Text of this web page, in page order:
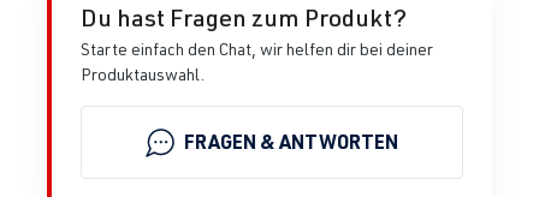
Du hast Fragen zum Produkt?
Starte einfach den Chat, wir helfen dir bei deiner
Produktauswahl.
FRAGEN & ANTWORTEN